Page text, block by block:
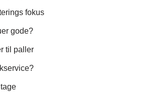
fokus
gode?
til paller